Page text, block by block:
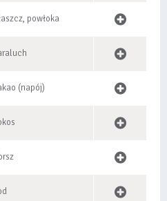
powłoka
(napój)